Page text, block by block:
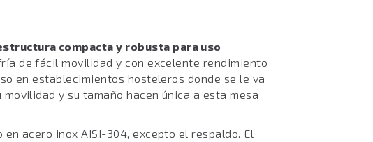
compacta y robusta para uso
de fácil movilidad y con excelente rendimiento
en establecimientos hosteleros donde se le va
movilidad y su tamaño hacen única a esta mesa
acero inox AISI-304, excepto el respaldo. El